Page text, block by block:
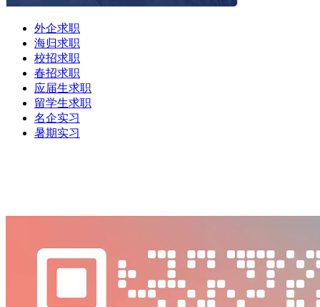
外企求职
海归求职
校招求职
春招求职
应届生求职
留学生求职
名企实习
暑期实习